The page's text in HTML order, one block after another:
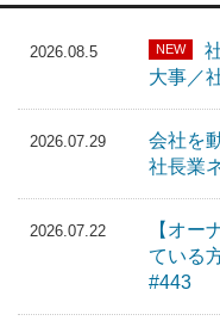
2026.08.5 NEW
大事／
2026.07.29
会社を
社長業
2026.07.22
【オー
ている
#443